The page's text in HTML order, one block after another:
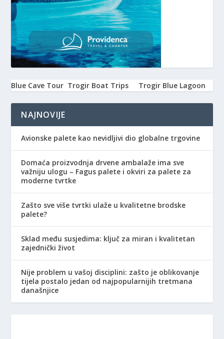
Blue Cave Tour Trogir Boat Trips Trogir Blue Lagoon
NAJNOVIJE
Avionske palete kao nevidljivi dio globalne trgovine
Domaća proizvodnja drvene ambalaže ima sve
važniju ulogu – Fagus palete i okviri za palete za
moderne tvrtke
Zašto sve više tvrtki ulaže u kvalitetne brodske
palete?
Sklad među susjedima: ključ za miran i kvalitetan
zajednički život
Nije problem u vašoj disciplini: zašto je oblikovanje
tijela postalo jedan od najpopularnijih tretmana
današnjice